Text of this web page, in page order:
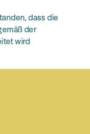
dass die
der
wird